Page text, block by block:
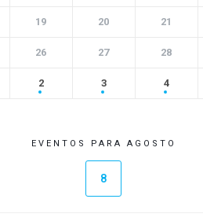
19 20 21
26 27 28
2 3 4
EVENTOS PARA AGOSTO
8